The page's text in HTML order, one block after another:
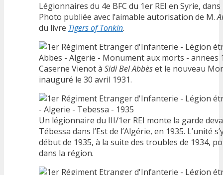
Légionnaires du 4e BFC du 1er REI en Syrie,
Photo publiée avec l’aimable autorisation de M.
du livre Tigers of Tonkin.
Caserne Vienot à Sidi Bel Abbèset le nouveau
inauguré le 30 avril 1931.
Un légionnaire du III/1er REI monte la garde
Tébessa dans l’Est de l’Algérie, en 1935. L’unité
début de 1935, à la suite des troubles de 1934,
dans la région.